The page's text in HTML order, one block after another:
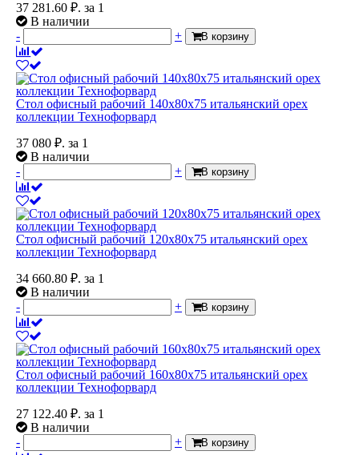
37 281.60 ₽. за 1
В наличии
-
+ В корзину
Стол офисный рабочий 140x80x75 итальянский орех
коллекции Технофорвард
37 080 ₽. за 1
В наличии
-
+ В корзину
Стол офисный рабочий 120x80x75 итальянский орех
коллекции Технофорвард
34 660.80 ₽. за 1
В наличии
-
+ В корзину
Стол офисный рабочий 160x80x75 итальянский орех
коллекции Технофорвард
27 122.40 ₽. за 1
В наличии
-
+ В корзину